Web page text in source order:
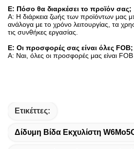
Ε: Πόσο θα διαρκέσει το προϊόν σας;
Α: Η διάρκεια ζωής των προϊόντων μας
ανάλογα με το χρόνο λειτουργίας, τα
τις συνθήκες εργασίας.
Ε: Οι προσφορές σας είναι όλες FOB;
Α: Ναι, όλες οι προσφορές μας είναι
Ετικέττες:
Δίδυμη Βίδα Εκχυλίστη